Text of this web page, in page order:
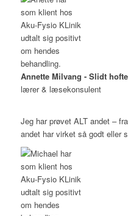
Annette Milvang - Slidt
lærer & læsekonsulent
Jeg har prøvet ALT andet –
andet har virket så godt eller